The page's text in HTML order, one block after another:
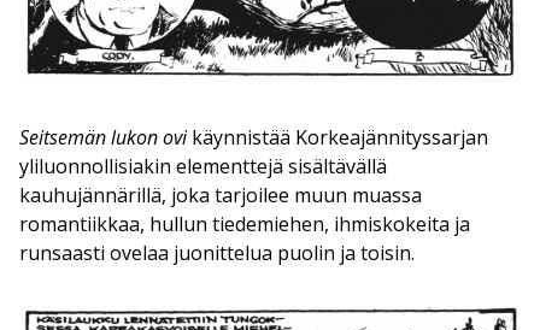
Seitsemän lukon ovikäynnistää Korkeajännityssarjan
yliluonnollisiakin elementtejä sisältävällä
kauhujännärillä, joka tarjoilee muun muassa
romantiikkaa, hullun tiedemiehen, ihmiskokeita ja
runsaasti ovelaa juonittelua puolin ja toisin.